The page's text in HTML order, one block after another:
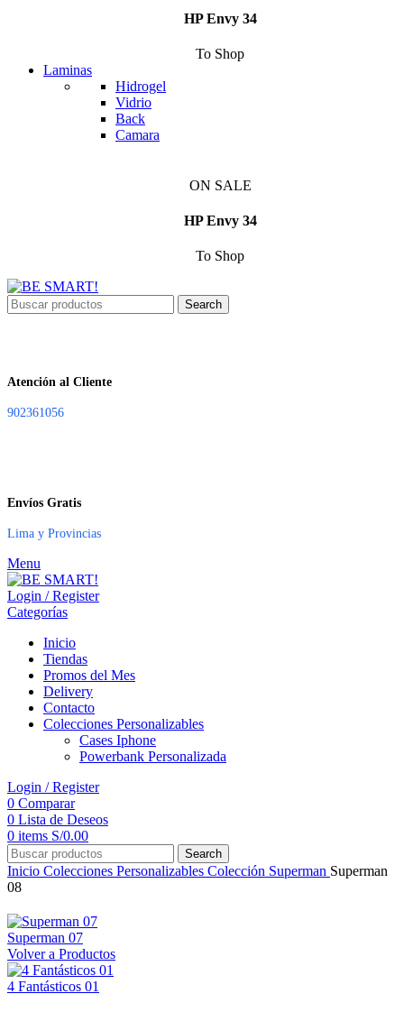
HP Envy 34
To Shop
Laminas
Hidrogel
Vidrio
Back
Camara
ON SALE
HP Envy 34
To Shop
Search
Atención al Cliente
902361056
Envíos Gratis
Lima y Provincias
Menu
Login / Register
Categorías
Inicio
Tiendas
Promos del Mes
Delivery
Contacto
Colecciones Personalizables
Cases Iphone
Powerbank Personalizada
Login / Register
0 Comparar
0 Lista de Deseos
0 items S/0.00
Search
Inicio Colecciones Personalizables Colección Superman Superman
08
Superman 07
Volver a Productos
4 Fantásticos 01